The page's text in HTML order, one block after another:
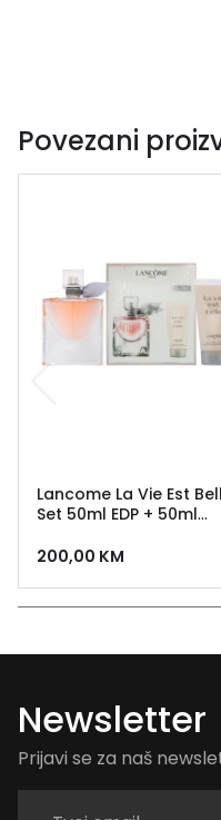
Povezani
Lancome La Vie Est
Set 50ml EDP + 50ml
200,00 KM
Newsletter
Prijavi se za naš